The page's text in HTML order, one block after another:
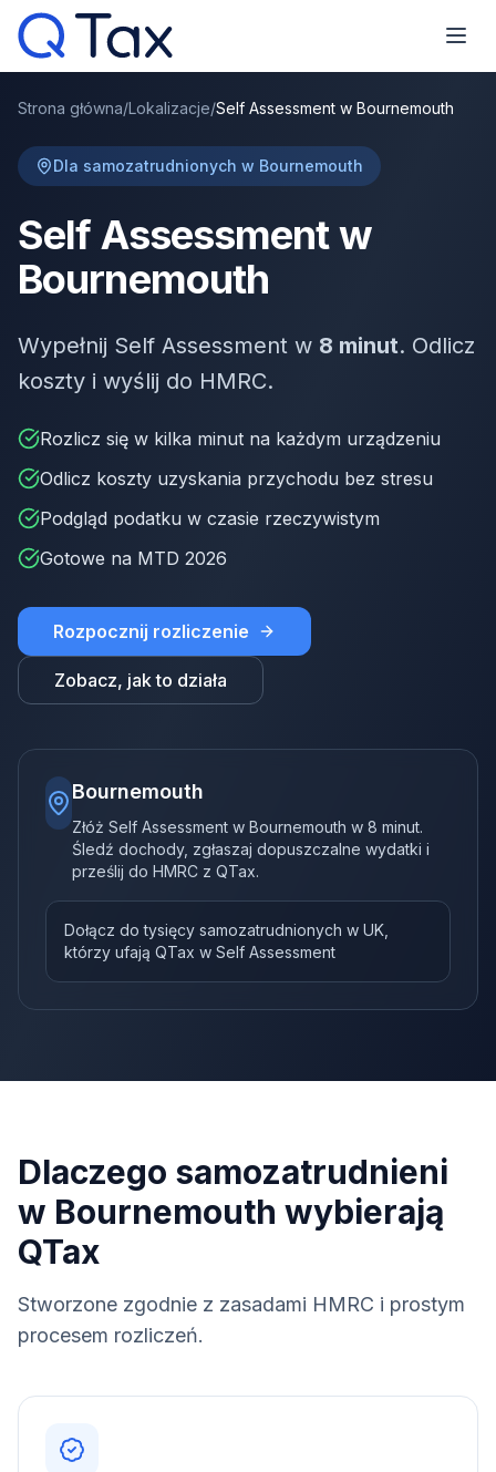
Strona główna/Lokalizacje/Self Assessment w Bournemouth
Dla samozatrudnionych w Bournemouth
Self Assessment w
Bournemouth
Wypełnij Self Assessment w 8 minut. Odlicz
koszty i wyślij do HMRC.
Rozlicz się w kilka minut na każdym urządzeniu
Odlicz koszty uzyskania przychodu bez stresu
Podgląd podatku w czasie rzeczywistym
Gotowe na MTD 2026
Rozpocznij rozliczenie
Zobacz, jak to działa
Bournemouth
Złóż Self Assessment w Bournemouth w 8 minut.
Śledź dochody, zgłaszaj dopuszczalne wydatki i
prześlij do HMRC z QTax.
Dołącz do tysięcy samozatrudnionych w UK,
którzy ufają QTax w Self Assessment
Dlaczego samozatrudnieni
w Bournemouth wybierają
QTax
Stworzone zgodnie z zasadami HMRC i prostym
procesem rozliczeń.